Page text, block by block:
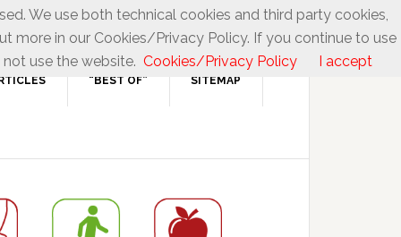
“BEST OF” SITEMAP
We use both technical cookies and third party cookies,
more in our Cookies/Privacy Policy. If you continue to use
use the website. Cookies/Privacy Policy I accept